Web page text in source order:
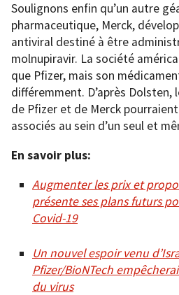
Soulignons enfin qu’un autre
pharmaceutique, Merck,
antiviral destiné à être
molnupiravir. La société
que Pfizer, mais son
différemment. D’après Dolsten,
de Pfizer et de Merck
associés au sein d’un seul et
En savoir plus:
Augmenter les prix et
présente ses plans futurs
Covid-19
Un nouvel espoir venu
Pfizer/BioNTech
du virus